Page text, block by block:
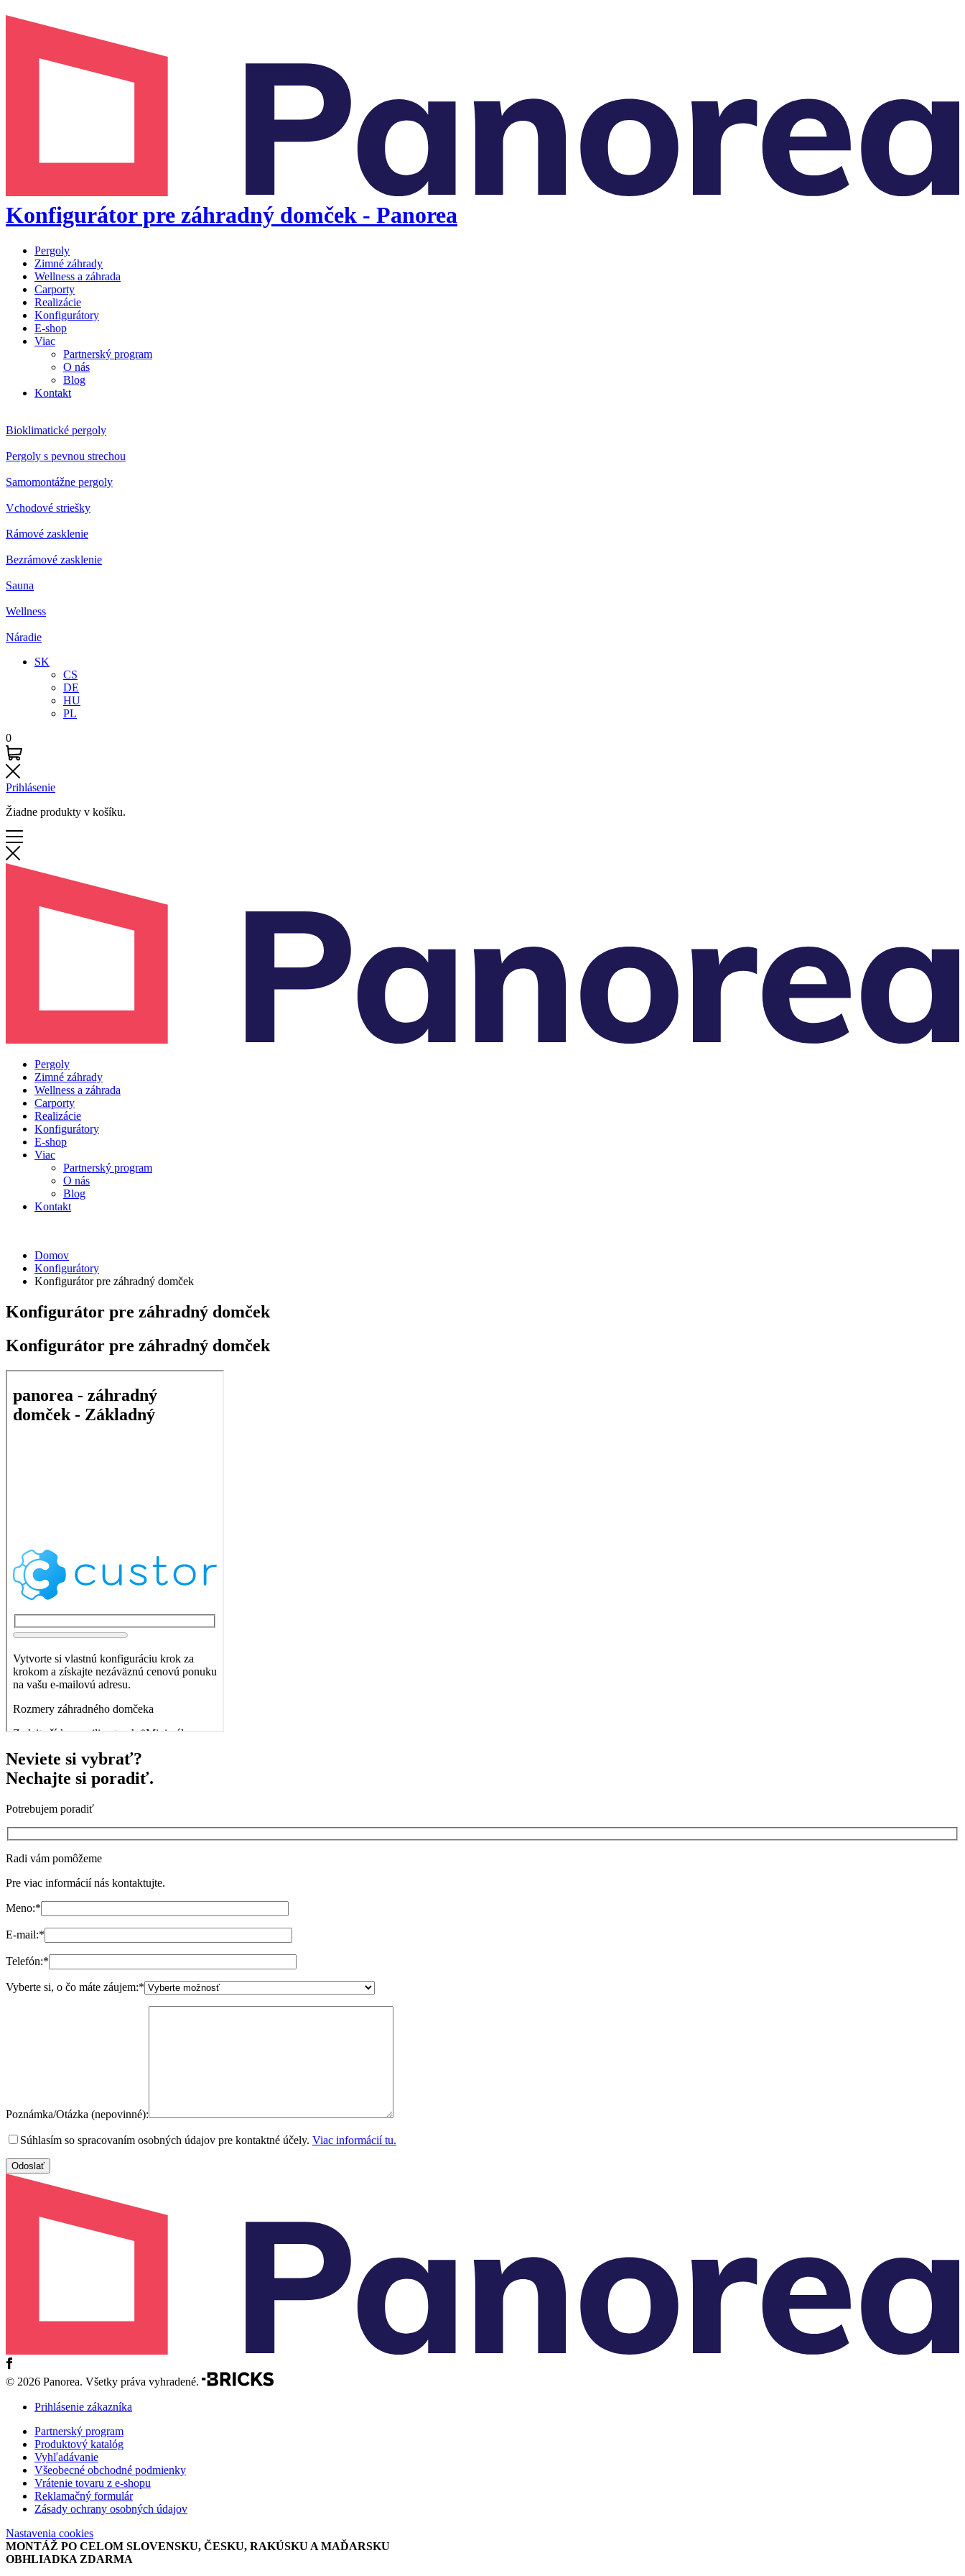
Konfigurátor pre záhradný domček - Panorea
Pergoly
Zimné záhrady
Wellness a záhrada
Carporty
Realizácie
Konfigurátory
E-shop
Viac
Partnerský program
O nás
Blog
Kontakt
Bioklimatické pergoly
Pergoly s pevnou strechou
Samomontážne pergoly
Vchodové striešky
Rámové zasklenie
Bezrámové zasklenie
Sauna
Wellness
Náradie
SK
CS
DE
HU
PL
0
Prihlásenie
Žiadne produkty v košíku.
Pergoly
Zimné záhrady
Wellness a záhrada
Carporty
Realizácie
Konfigurátory
E-shop
Viac
Partnerský program
O nás
Blog
Kontakt
Domov
Konfigurátory
Konfigurátor pre záhradný domček
Konfigurátor pre záhradný domček
Konfigurátor pre záhradný domček
Neviete si vybrať?
Nechajte si poradiť.
Potrebujem poradiť
Radi vám pomôžeme
Pre viac informácií nás kontaktujte.
Meno:*
E-mail:*
Telefón:*
Vyberte si, o čo máte záujem:*
Poznámka/Otázka (nepovinné):
Súhlasím so spracovaním osobných údajov pre kontaktné účely. Viac informácií tu.
© 2026 Panorea. Všetky práva vyhradené.
Prihlásenie zákazníka
Partnerský program
Produktový katalóg
Vyhľadávanie
Všeobecné obchodné podmienky
Vrátenie tovaru z e-shopu
Reklamačný formulár
Zásady ochrany osobných údajov
Nastavenia cookies
MONTÁŽ PO CELOM SLOVENSKU, ČESKU, RAKÚSKU A MAĎARSKU
OBHLIADKA ZDARMA